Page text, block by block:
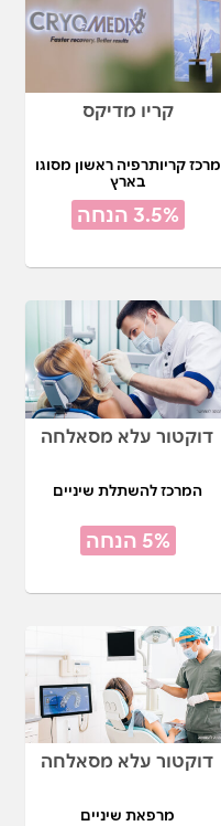
קריו מדיקס
מרכז קריותרפיה ראשון מסוגו
בארץ
3.5% הנחה
דוקטור עלא מסאלחה
המרכז להשתלת שיניים
5% הנחה
דוקטור עלא מסאלחה
מרפאת שיניים